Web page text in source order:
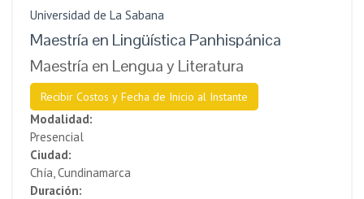
Universidad de La Sabana
Maestría en Lingüística Panhispánica
Maestría en Lengua y Literatura
Recibir Costos y Fecha de Inicio al Instante
Modalidad:
Presencial
Ciudad:
Chía, Cundinamarca
Duración: